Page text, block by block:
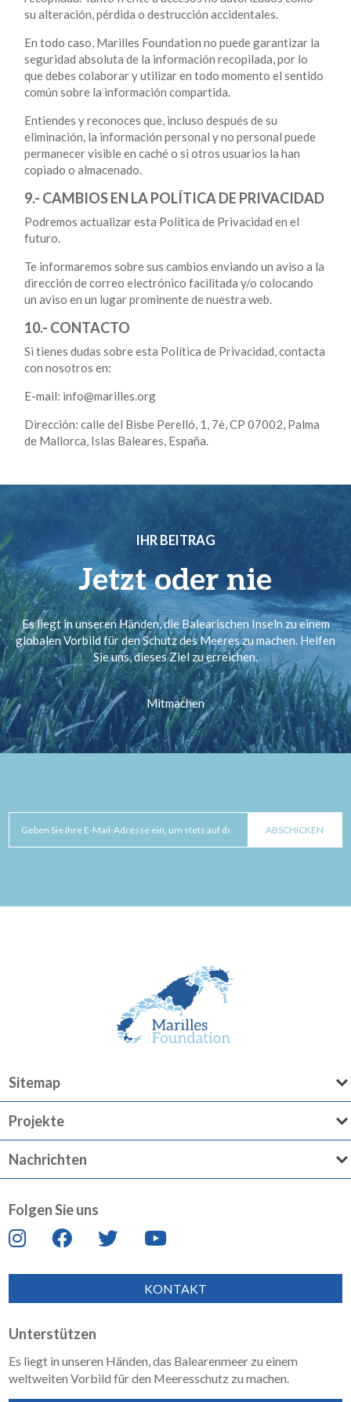
su alteración, pérdida o destrucción accidentales.
En todo caso, Marilles Foundation no puede garantizar la
seguridad absoluta de la información recopilada, por lo
que debes colaborar y utilizar en todo momento el sentido
común sobre la información compartida.
Entiendes y reconoces que, incluso después de su
eliminación, la información personal y no personal puede
permanecer visible en caché o si otros usuarios la han
copiado o almacenado.
9.- CAMBIOS EN LA POLÍTICA DE PRIVACIDAD
Podremos actualizar esta Política de Privacidad en el
futuro.
Te informaremos sobre sus cambios enviando un aviso a la
dirección de correo electrónico facilitada y/o colocando
un aviso en un lugar prominente de nuestra web.
10.- CONTACTO
Si tienes dudas sobre esta Política de Privacidad, contacta
con nosotros en:
E-mail: info@marilles.org
Dirección: calle del Bisbe Perelló, 1, 7è, CP 07002, Palma
de Mallorca, Islas Baleares, España.
IHR BEITRAG
Jetzt oder nie
Es liegt in unseren Händen, die Balearischen Inseln zu einem
globalen Vorbild für den Schutz des Meeres zu machen. Helfen
Sie uns, dieses Ziel zu erreichen.
Mitmachen
Sitemap
Projekte
Nachrichten
Folgen Sie uns
KONTAKT
Unterstützen
Es liegt in unseren Händen, das Balearenmeer zu einem
weltweiten Vorbild für den Meeresschutz zu machen.